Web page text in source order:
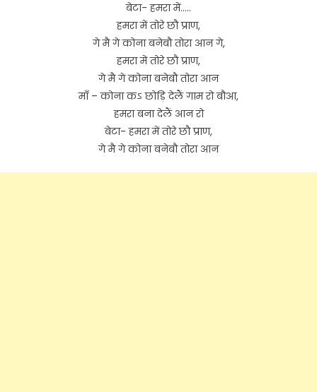
बेटा- हमरा में…..
हमरा में तोरे छौ प्राण,
गे मै गे कोना बनेबौ तोरा आन गे,
हमरा में तोरे छौ प्राण,
गे मै गे कोना बनेबौ तोरा आन
माँ – कोना कऽ छोड़ि देलैं गाम रो बौआ,
हमरा बना देलैं आन रो
बेटा- हमरा में तोरे छौ प्राण,
गे मै गे कोना बनेबौ तोरा आन